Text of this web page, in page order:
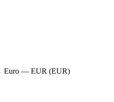
Euro — EUR (EUR)